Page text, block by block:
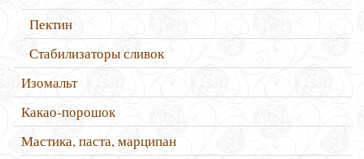
Пектин
Стабилизаторы сливок
Изомальт
Какао-порошок
Мастика, паста, марципан